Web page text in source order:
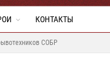
КОНТАКТЫ
СОБР